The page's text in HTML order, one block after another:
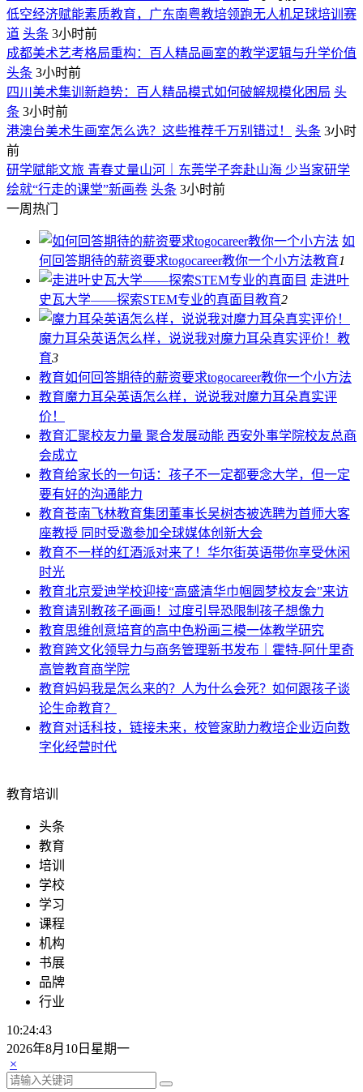
低空经济赋能素质教育，广东南粤教培领跑无人机足球培训赛
道 头条 3小时前
成都美术艺考格局重构：百人精品画室的教学逻辑与升学价值
头条 3小时前
四川美术集训新趋势：百人精品模式如何破解规模化困局 头
条 3小时前
港澳台美术生画室怎么选？这些推荐千万别错过！
头条 3小时
前
研学赋能文旅 青春丈量山河｜东莞学子奔赴山海 少当家研学
绘就“行走的课堂”新画卷 头条 3小时前
一周热门
如
何回答期待的薪资要求togocareer教你一个小方法教育1
走进叶
史瓦大学——探索STEM专业的真面目教育2
魔力耳朵英语怎么样，说说我对魔力耳朵真实评价！ 教
育3
教育如何回答期待的薪资要求togocareer教你一个小方法
教育魔力耳朵英语怎么样，说说我对魔力耳朵真实评
价！
教育汇聚校友力量 聚合发展动能 西安外事学院校友总商
会成立
教育给家长的一句话：孩子不一定都要念大学，但一定
要有好的沟通能力
教育苍南飞林教育集团董事长吴树杏被选聘为首师大客
座教授 同时受邀参加全球媒体创新大会
教育不一样的红酒派对来了！华尔街英语带你享受休闲
时光
教育北京爱迪学校迎接“高盛清华巾帼圆梦校友会”来访
教育请别教孩子画画！过度引导恐限制孩子想像力
教育思维创意培育的高中色粉画三模一体教学研究
教育跨文化领导力与商务管理新书发布｜霍特-阿什里奇
高管教育商学院
教育妈妈我是怎么来的？人为什么会死？如何跟孩子谈
论生命教育？
教育对话科技，链接未来，校管家助力教培企业迈向数
字化经营时代
教育培训
头条
教育
培训
学校
学习
课程
机构
书展
品牌
行业
10:24:43
2026年8月10日星期一
×